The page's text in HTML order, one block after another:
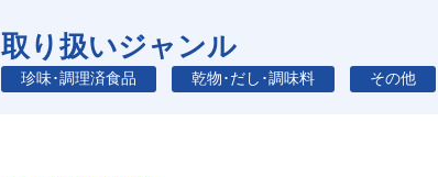
取り扱いジャンル
珍味･調理済食品 乾物･だし･調味料 その他